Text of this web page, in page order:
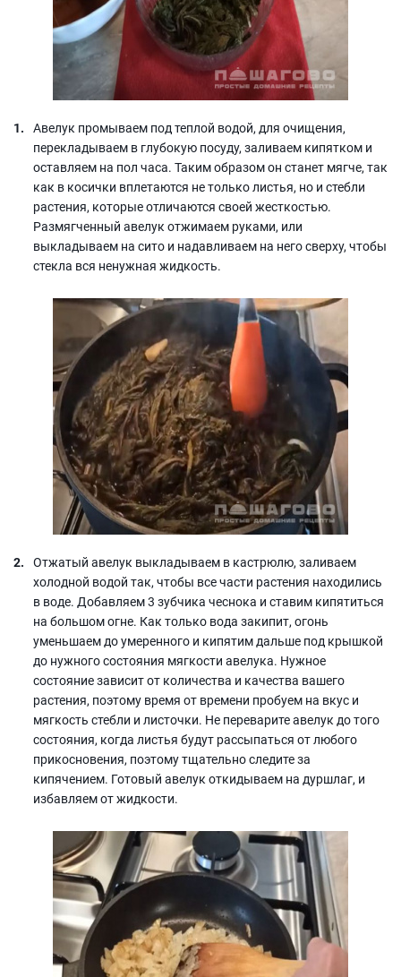
Авелук промываем под теплой водой, для очищения,
перекладываем в глубокую посуду, заливаем кипятком и
оставляем на пол часа. Таким образом он станет мягче, так
как в косички вплетаются не только листья, но и стебли
растения, которые отличаются своей жесткостью.
Размягченный авелук отжимаем руками, или
выкладываем на сито и надавливаем на него сверху, чтобы
стекла вся ненужная жидкость.
Отжатый авелук выкладываем в кастрюлю, заливаем
холодной водой так, чтобы все части растения находились
в воде. Добавляем 3 зубчика чеснока и ставим кипятиться
на большом огне. Как только вода закипит, огонь
уменьшаем до умеренного и кипятим дальше под крышкой
до нужного состояния мягкости авелука. Нужное
состояние зависит от количества и качества вашего
растения, поэтому время от времени пробуем на вкус и
мягкость стебли и листочки. Не переварите авелук до того
состояния, когда листья будут рассыпаться от любого
прикосновения, поэтому тщательно следите за
кипячением. Готовый авелук откидываем на дуршлаг, и
избавляем от жидкости.